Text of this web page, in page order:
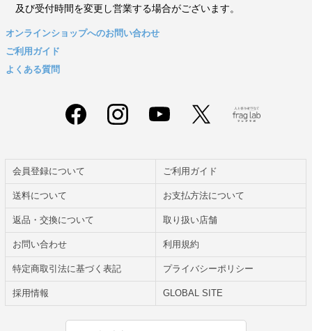
及び受付時間を変更し営業する場合がございます。
オンラインショップへのお問い合わせ
ご利用ガイド
よくある質問
会員登録について ご利用ガイド
送料について お支払方法について
返品・交換について 取り扱い店舗
お問い合わせ 利用規約
特定商取引法に基づく表記 プライバシーポリシー
採用情報 GLOBAL SITE